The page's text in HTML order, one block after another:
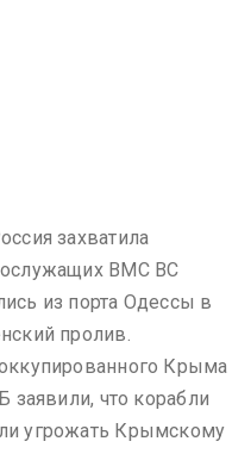
захватила
ВМС ВС
из порта Одессы в
пролив.
Крыма
заявили, что корабли
угрожать Крымскому